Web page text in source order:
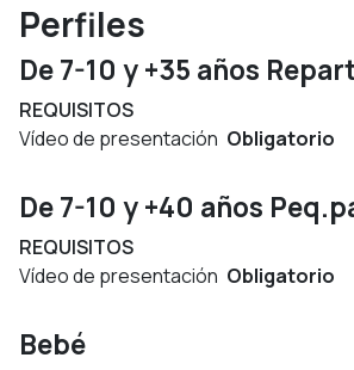
Perfiles
De 7-10 y +35 años
REQUISITOS
Vídeo de presentación Obligatorio
De 7-10 y +40 años
REQUISITOS
Vídeo de presentación Obligatorio
Bebé